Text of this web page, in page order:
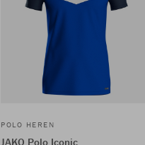
POLO HEREN
JAKO Polo Iconic